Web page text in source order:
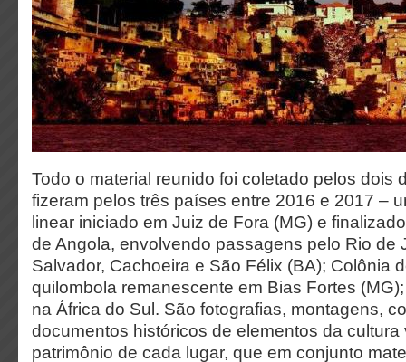
Todo o material reunido foi coletado pelos dois
fizeram pelos três países entre 2016 e 2017 –
linear iniciado em Juiz de Fora (MG) e
de Angola, envolvendo passagens pelo Rio de
Salvador, Cachoeira e São Félix (BA); Colônia
quilombola remanescente em Bias Fortes
na África do Sul. São fotografias, montagens,
documentos históricos de elementos da cultura
patrimônio de cada lugar, que em conjunto